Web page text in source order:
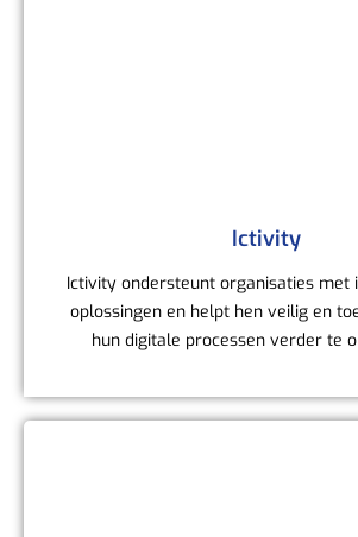
Ictivity
Ictivity ondersteunt organisaties met
oplossingen en helpt hen veilig en
hun digitale processen verder te